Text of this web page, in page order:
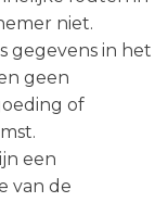
niet.
gegevens in het
geen
of
een
van de